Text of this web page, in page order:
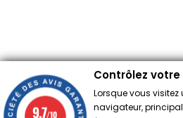
Contrôlez
Lorsque vous visitez
navigateur,
9.7/10